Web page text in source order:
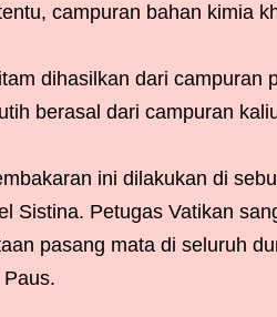
campuran bahan kimia
dihasilkan dari campuran
berasal dari campuran
ini dilakukan di
Sistina. Petugas Vatikan
pasang mata di seluruh